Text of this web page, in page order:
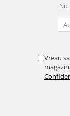
Nu
Vreau